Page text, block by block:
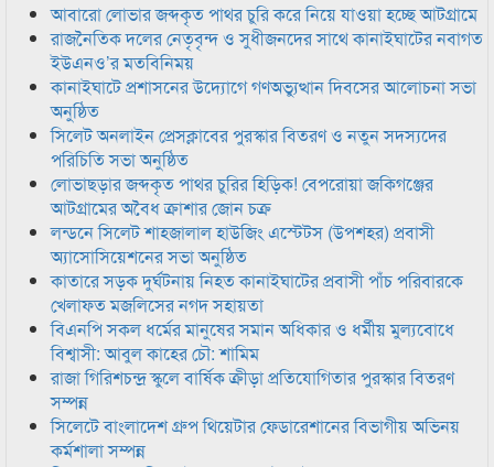
আবারো লোভার জব্দকৃত পাথর চুরি করে নিয়ে যাওয়া হচ্ছে আটগ্রামে
রাজনৈতিক দলের নেতৃবৃন্দ ও সুধীজনদের সাথে কানাইঘাটের নবাগত
ইউএনও’র মতবিনিময়
কানাইঘাটে প্রশাসনের উদ্যোগে গণঅভ্যুত্থান দিবসের আলোচনা সভা
অনুষ্ঠিত
সিলেট অনলাইন প্রেসক্লাবের পুরস্কার বিতরণ ও নতুন সদস্যদের
পরিচিতি সভা অনুষ্ঠিত
লোভাছড়ার জব্দকৃত পাথর চুরির হিড়িক! বেপরোয়া জকিগঞ্জের
আটগ্রামের অবৈধ ক্রাশার জোন চক্র
লন্ডনে সিলেট শাহজালাল হাউজিং এস্টেটস (উপশহর) প্রবাসী
অ্যাসোসিয়েশনের সভা অনুষ্ঠিত
কাতারে সড়ক দুর্ঘটনায় নিহত কানাইঘাটের প্রবাসী পাঁচ পরিবারকে
খেলাফত মজলিসের নগদ সহায়তা
বিএনপি সকল ধর্মের মানুষের সমান অধিকার ও ধর্মীয় মুল্যবোধে
বিশ্বাসী: আবুল কাহের চৌ: শামিম
রাজা গিরিশচন্দ্র স্কুলে বার্ষিক ক্রীড়া প্রতিযোগিতার পুরস্কার বিতরণ
সম্পন্ন
সিলেটে বাংলাদেশ গ্রুপ থিয়েটার ফেডারেশানের বিভাগীয় অভিনয়
কর্মশালা সম্পন্ন